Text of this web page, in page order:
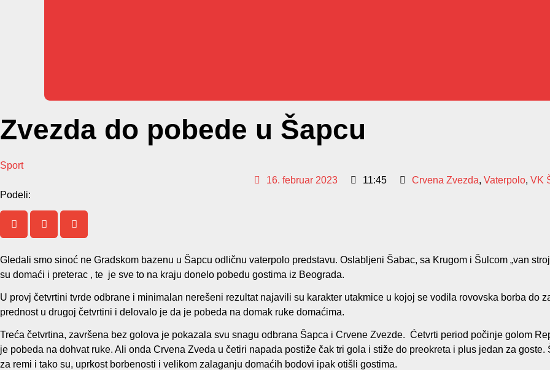
Zvezda do pobede u Šapcu
Sport
16. februar 2023
11:45 Crvena Zvezda, Vaterpolo, VK
Podeli:
Gledali smo sinoć ne Gradskom bazenu u Šapcu odličnu vaterpolo predstavu. Oslabljeni Šabac, sa Krugom i Šulcom „van
su domaći i preterac , te je sve to na kraju donelo pobedu gostima iz Beograda.
U provj četvrtini tvrde odbrane i minimalan nerešeni rezultat najavili su karakter utakmice u kojoj se vodila rovovska borba do
prednost u drugoj četvrtini i delovalo je da je pobeda na domak ruke domaćima.
Treća četvrtina, završena bez golova je pokazala svu snagu odbrana Šapca i Crvene Zvezde. Ćetvrti period počinje golom
je pobeda na dohvat ruke. Ali onda Crvena Zveda u četiri napada postiže čak tri gola i stiže do preokreta i plus jedan za
za remi i tako su, uprkost borbenosti i velikom zalaganju domaćih bodovi ipak otišli gostima.